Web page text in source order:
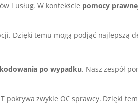
i usług. W kontekście pomocy
Dzięki temu mogą podjąć najlepszą
po wypadku. Nasz zespół
pokrywa zwykle OC sprawcy. Dzięki